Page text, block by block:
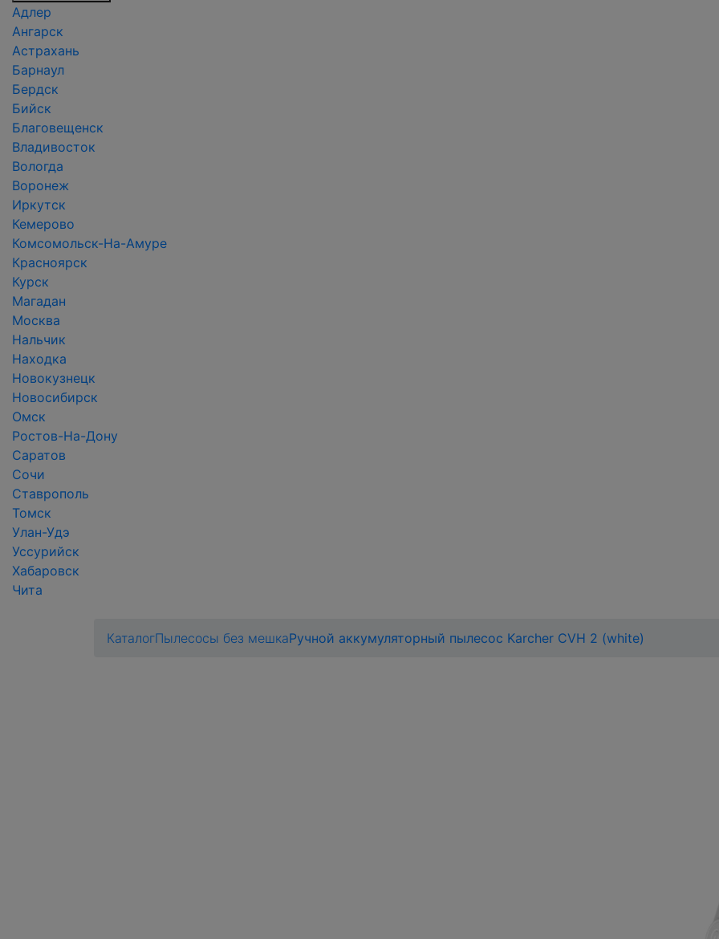
Адлер
Ангарск
Астрахань
Барнаул
Бердск
Бийск
Благовещенск
Владивосток
Вологда
Воронеж
Иркутск
Кемерово
Комсомольск-На-Амуре
Красноярск
Курск
Магадан
Москва
Нальчик
Находка
Новокузнецк
Новосибирск
Омск
Ростов-На-Дону
Саратов
Сочи
Ставрополь
Томск
Улан-Удэ
Уссурийск
Хабаровск
Чита
КаталогПылесосы без мешкаРучной аккумуляторный пылесос Karcher CVH 2 (white)